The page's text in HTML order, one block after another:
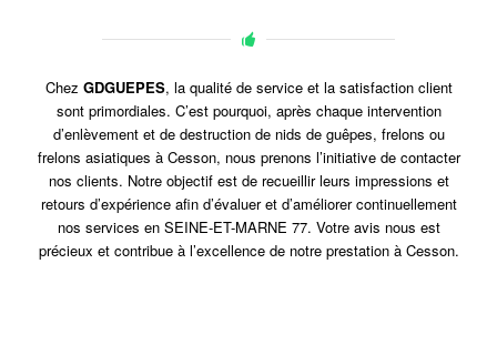
Chez GDGUEPES, la qualité de service et la satisfaction client
sont primordiales. C’est pourquoi, après chaque intervention
d’enlèvement et de destruction de nids de guêpes, frelons ou
frelons asiatiques à Cesson, nous prenons l’initiative de contacter
nos clients. Notre objectif est de recueillir leurs impressions et
retours d’expérience afin d’évaluer et d’améliorer continuellement
nos services en SEINE-ET-MARNE 77. Votre avis nous est
précieux et contribue à l’excellence de notre prestation à Cesson.